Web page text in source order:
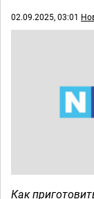
02.09.2025, 03:01
Как